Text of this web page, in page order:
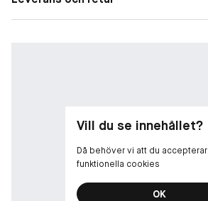
Vill du se innehållet?
Då behöver vi att du accepterar
funktionella cookies
OK